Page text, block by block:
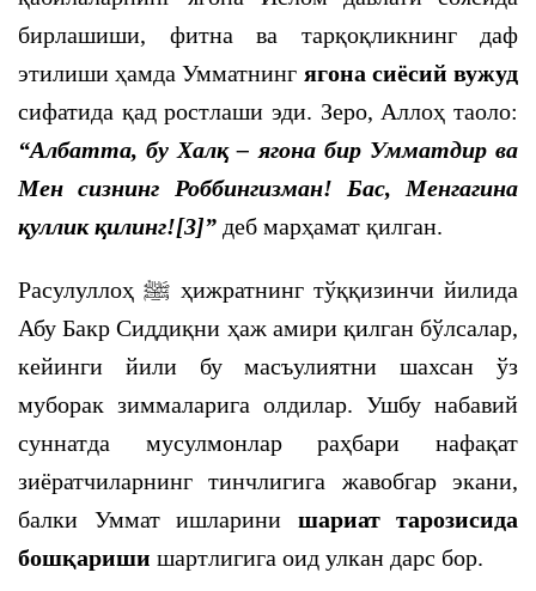
бирлашиши, фитна ва тарқоқликнинг даф
этилиши ҳамда Умматнинг ягона сиёсий вужуд
сифатида қад ростлаши эди. Зеро, Аллоҳ таоло:
“Албатта, бу Халқ – ягона бир Умматдир ва
Мен сизнинг Роббингизман! Бас, Менгагина
қуллик қилинг![3]” деб марҳамат қилган.
Расулуллоҳﷺ ҳижратнинг тўққизинчи йилида
Абу Бакр Сиддиқни ҳаж амири қилган бўлсалар,
кейинги йили бу масъулиятни шахсан ўз
муборак зиммаларига олдилар. Ушбу набавий
суннатда мусулмонлар раҳбари нафақат
зиёратчиларнинг тинчлигига жавобгар экани,
балки Уммат ишларини шариат тарозисида
бошқариши шартлигига оид улкан дарс бор.